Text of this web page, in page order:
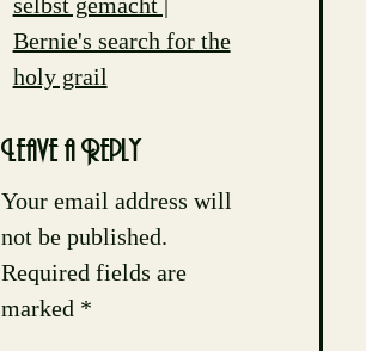
Bernie's search for the
holy grail
Leave a Reply
Your email address will
not be published.
Required fields are
marked *